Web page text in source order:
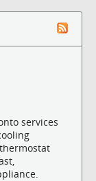
services